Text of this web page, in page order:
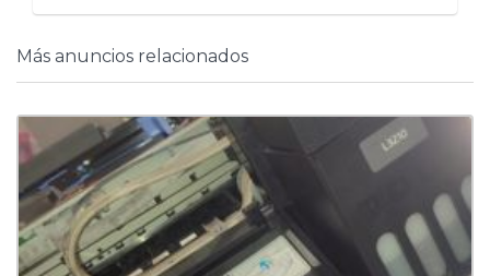
Más anuncios relacionados